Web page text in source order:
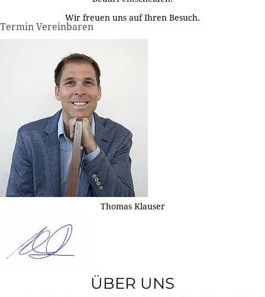
Wir freuen uns auf Ihren Besuch.
Termin Vereinbaren
Thomas Klauser
ÜBER UNS